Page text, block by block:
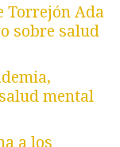
Torrejón Ada
sobre salud
mental
a los